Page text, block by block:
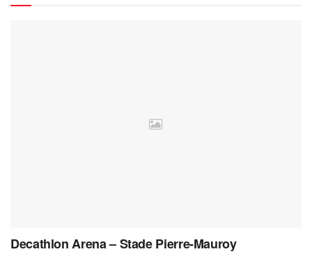
Decathlon Arena – Stade Pierre-Mauroy